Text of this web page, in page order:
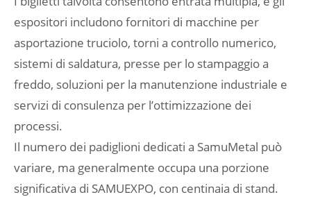
espositori includono fornitori di macchine per
asportazione truciolo, torni a controllo numerico,
sistemi di saldatura, presse per lo stampaggio a
freddo, soluzioni per la manutenzione industriale e
servizi di consulenza per l’ottimizzazione dei
processi.
Il numero dei padiglioni dedicati a SamuMetal può
variare, ma generalmente occupa una porzione
significativa di SAMUEXPO, con centinaia di stand.